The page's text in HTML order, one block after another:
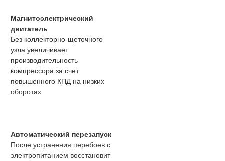
Магнитоэлектрический
двигатель
Без коллекторно-щеточного
узла увеличивает
производительность
компрессора за счет
повышенного КПД на низких
оборотах
Автоматический перезапуск
После устранения перебоев с
электропитанием восстановит